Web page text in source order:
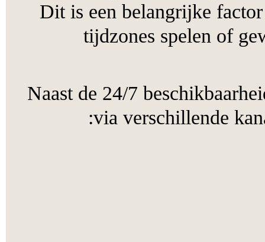
Dit is een belangrijke
tijdzones spelen
Naast de 24/7
via verschillende